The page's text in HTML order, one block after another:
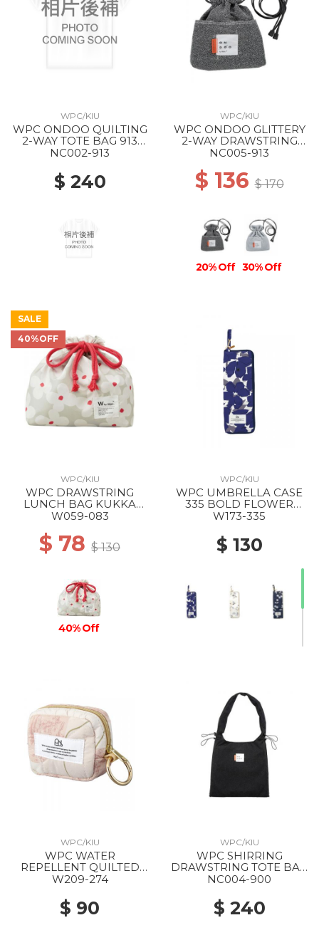
WPC/KIU
WPC ONDOO QUILTING
2-WAY TOTE BAG 913
GRAY
NC002-913
$ 240
WPC/KIU
WPC ONDOO GLITTERY
2-WAY DRAWSTRING
BAG 913 GRAY
NC005-913
$ 136$ 170
20% Off 30% Off
SALE
40%OFF
WPC/KIU
WPC DRAWSTRING
LUNCH BAG KUKKA
OFF
W059-083
$ 78 $ 130
40% Off
WPC/KIU
WPC UMBRELLA CASE
335 BOLD FLOWER
NAVY
W173-335
$ 130
WPC/KIU
WPC WATER
REPELLENT QUILTED
MULTI POUCH MINI 274
W209-274
$ 90
WPC/KIU
WPC SHIRRING
DRAWSTRING TOTE BAG
900 BLACK
NC004-900
$ 240